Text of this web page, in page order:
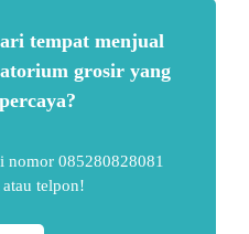
tempat menjual
grosir yang
nomor 085280828081
telpon!